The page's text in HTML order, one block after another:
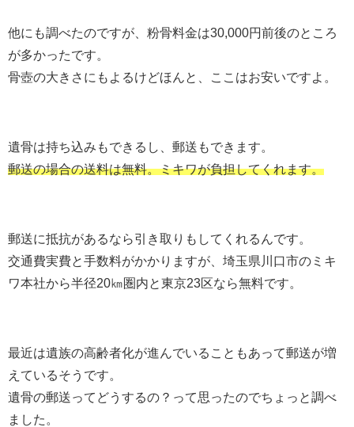
他にも調べたのですが、粉骨料金は30,000円前後のところ
が多かったです。
骨壺の大きさにもよるけどほんと、ここはお安いですよ。
遺骨は持ち込みもできるし、郵送もできます。
郵送の場合の送料は無料。ミキワが負担してくれます。
郵送に抵抗があるなら引き取りもしてくれるんです。
交通費実費と手数料がかかりますが、埼玉県川口市のミキ
ワ本社から半径20㎞圏内と東京23区なら無料です。
最近は遺族の高齢者化が進んでいることもあって郵送が増
えているそうです。
遺骨の郵送ってどうするの？って思ったのでちょっと調べ
ました。